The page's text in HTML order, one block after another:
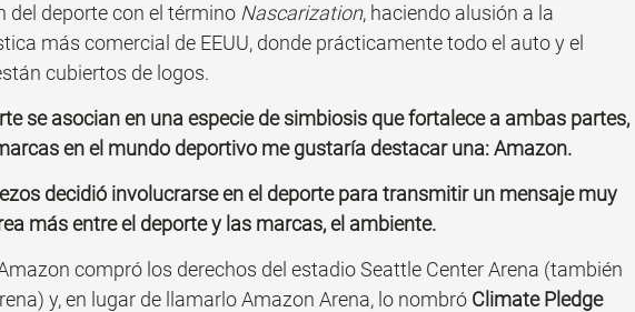
del deporte con el término Nascarization, haciendo alusión a la
más comercial de EEUU, donde prácticamente todo el auto y el
cubiertos de logos.
se asocian en una especie de simbiosis que fortalece a ambas partes,
en el mundo deportivo me gustaría destacar una: Amazon.
decidió involucrarse en el deporte para transmitir un mensaje muy
más entre el deporte y las marcas, el ambiente.
compró los derechos del estadio Seattle Center Arena (también
y, en lugar de llamarlo Amazon Arena, lo nombró Climate Pledge